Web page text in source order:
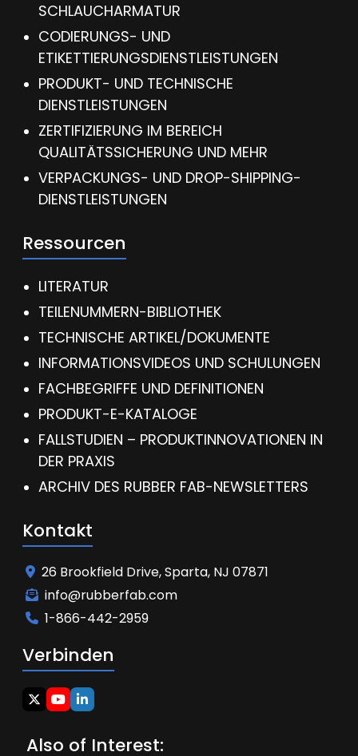
SCHLAUCHARMATUR
CODIERUNGS- UND
ETIKETTIERUNGSDIENSTLEISTUNGEN
PRODUKT- UND TECHNISCHE
DIENSTLEISTUNGEN
ZERTIFIZIERUNG IM BEREICH
QUALITÄTSSICHERUNG UND MEHR
VERPACKUNGS- UND DROP-SHIPPING-
DIENSTLEISTUNGEN
Ressourcen
LITERATUR
TEILENUMMERN-BIBLIOTHEK
TECHNISCHE ARTIKEL/DOKUMENTE
INFORMATIONSVIDEOS UND SCHULUNGEN
FACHBEGRIFFE UND DEFINITIONEN
PRODUKT-E-KATALOGE
FALLSTUDIEN – PRODUKTINNOVATIONEN IN
DER PRAXIS
ARCHIV DES RUBBER FAB-NEWSLETTERS
Kontakt
26 Brookfield Drive, Sparta, NJ 07871
info@rubberfab.com
1-866-442-2959
Verbinden
Also of Interest: